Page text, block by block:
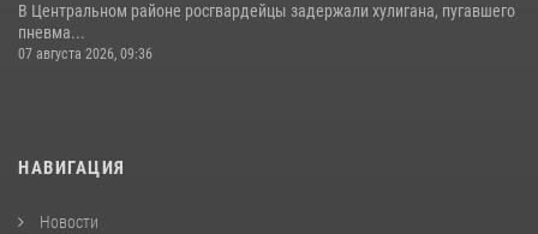
В Центральном районе росгвардейцы задержали хулигана, пугавшего
пневма...
07 августа 2026, 09:36
НАВИГАЦИЯ
Новости